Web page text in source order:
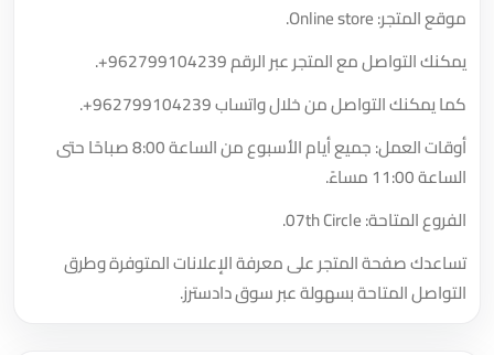
موقع المتجر: Online store.
يمكنك التواصل مع المتجر عبر الرقم+962799104239
.
كما يمكنك التواصل من خلال واتساب+962799104239
.
أوقات العمل: جميع أيام الأسبوع من الساعة 8:00 صباحًا حتى
الساعة 11:00 مساءً.
الفروع المتاحة: 07th Circle.
تساعدك صفحة المتجر على معرفة الإعلانات المتوفرة وطرق
التواصل المتاحة بسهولة عبر سوق دادسترز.